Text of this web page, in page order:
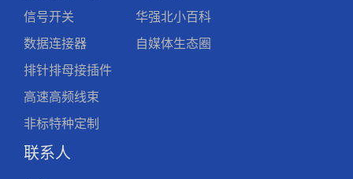
信号开关
数据连接器
排针排母接插件
高速高频线束
非标特种定制
华强北小百科
自媒体生态圈
联系人